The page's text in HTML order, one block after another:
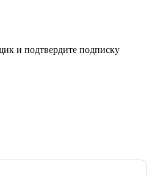
и подтвердите подписку